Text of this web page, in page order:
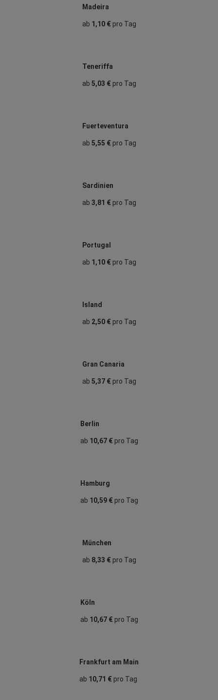
Madeira
ab 1,10 €pro Tag
Teneriffa
ab 5,03 €pro Tag
Fuerteventura
ab 5,55 €pro Tag
Sardinien
ab 3,81 €pro Tag
Portugal
ab 1,10 €pro Tag
Island
ab 2,50 €pro Tag
Gran Canaria
ab 5,37 €pro Tag
Berlin
ab 10,67 €pro Tag
Hamburg
ab 10,59 €pro Tag
München
ab 8,33 €pro Tag
Köln
ab 10,67 €pro Tag
Frankfurt am Main
ab 10,71 € pro Tag